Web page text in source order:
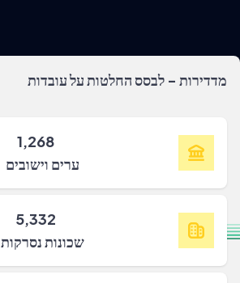
מדדירות - לבסס החלטות על עובדות
1,268
ערים וישובים
5,332
שכונות נסרקות